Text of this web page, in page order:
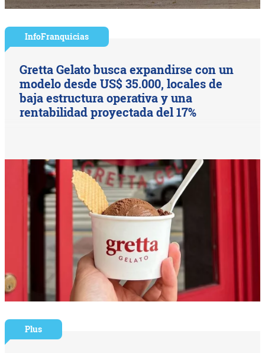
InfoFranquicias
Gretta Gelato busca expandirse con un
modelo desde US$ 35.000, locales de
baja estructura operativa y una
rentabilidad proyectada del 17%
Plus